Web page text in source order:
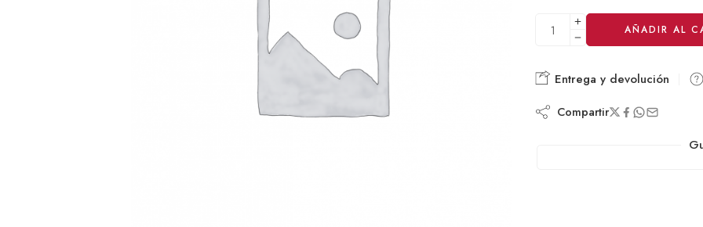
AÑADIR AL
Alternative:
Entrega y devolución
Compartir